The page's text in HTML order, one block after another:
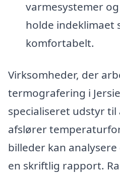
varmesystemer
holde indeklimaet
komfortabelt.
Virksomheder, der
termografering i
specialiseret udstyr
afslører
billeder kan
en skriftlig rapport.